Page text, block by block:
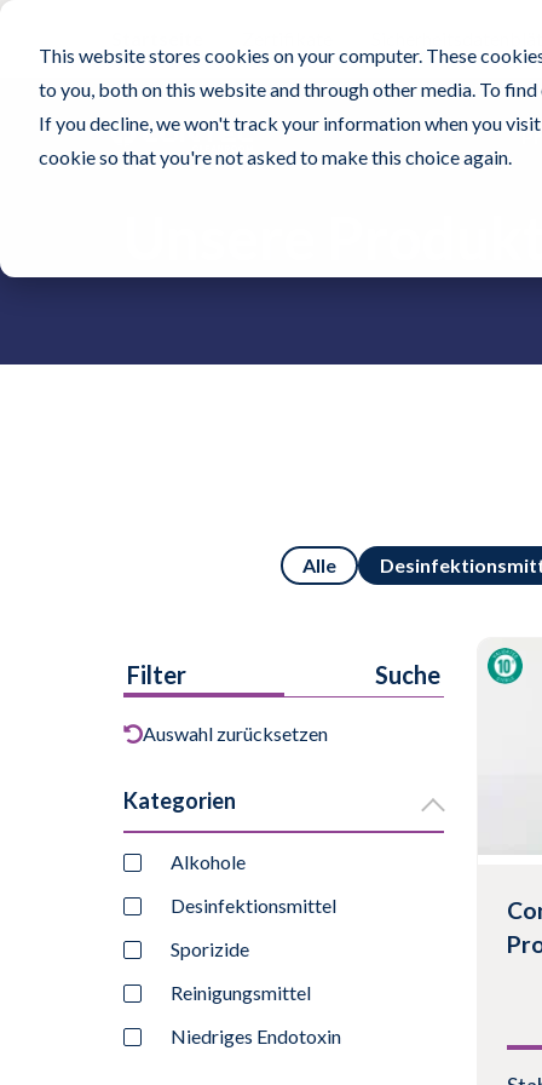
This website stores cookies on your computer. These
to you, both on this website and through other media. To
If you decline, we won't track your information when you
cookie so that you're not asked to make this choice again.
Alle
Filter Suche
Auswahl zurücksetzen
Kategorien
Alkohole
Desinfektionsmittel
Sporizide
Reinigungsmittel
Niedriges Endotoxin